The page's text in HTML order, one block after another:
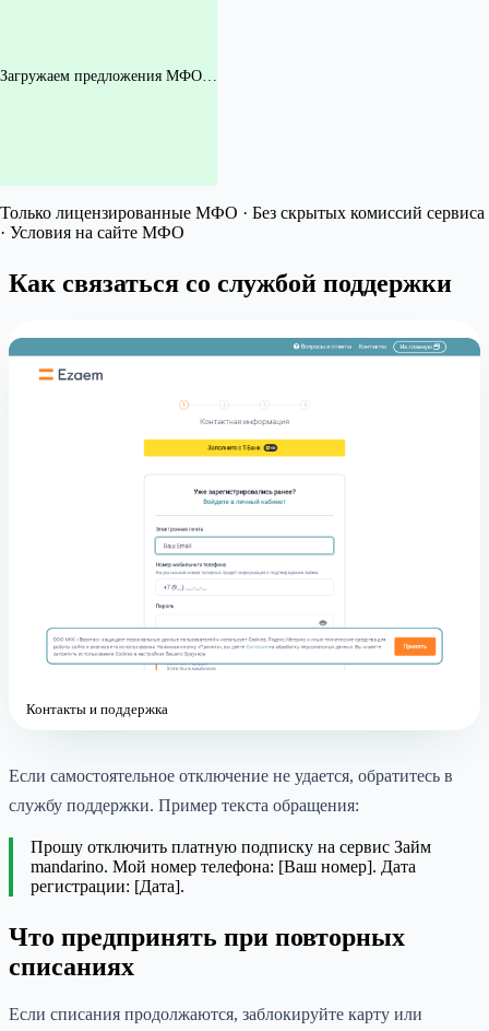
Загружаем предложения МФО…
Только лицензированные МФО · Без скрытых комиссий сервиса
· Условия на сайте МФО
Как связаться со службой поддержки
Контакты и поддержка
Если самостоятельное отключение не удается, обратитесь в
службу поддержки. Пример текста обращения:
Прошу отключить платную подписку на сервис Займ
mandarino. Мой номер телефона: [Ваш номер]. Дата
регистрации: [Дата].
Что предпринять при повторных
списаниях
Если списания продолжаются, заблокируйте карту или